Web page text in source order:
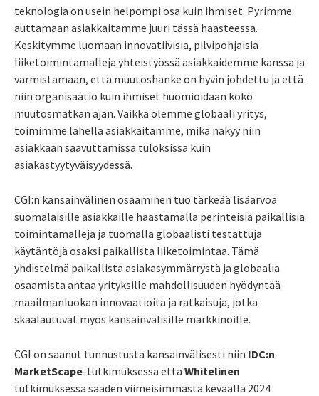
teknologia on usein helpompi osa kuin ihmiset. Pyrimme
auttamaan asiakkaitamme juuri tässä haasteessa.
Keskitymme luomaan innovatiivisia, pilvipohjaisia
liiketoimintamalleja yhteistyössä asiakkaidemme kanssa ja
varmistamaan, että muutoshanke on hyvin johdettu ja että
niin organisaatio kuin ihmiset huomioidaan koko
muutosmatkan ajan. Vaikka olemme globaali yritys,
toimimme lähellä asiakkaitamme, mikä näkyy niin
asiakkaan saavuttamissa tuloksissa kuin
asiakastyytyväisyydessä.
CGI:n kansainvälinen osaaminen tuo tärkeää lisäarvoa
suomalaisille asiakkaille haastamalla perinteisiä paikallisia
toimintamalleja ja tuomalla globaalisti testattuja
käytäntöjä osaksi paikallista liiketoimintaa. Tämä
yhdistelmä paikallista asiakasymmärrystä ja globaalia
osaamista antaa yrityksille mahdollisuuden hyödyntää
maailmanluokan innovaatioita ja ratkaisuja, jotka
skaalautuvat myös kansainvälisille markkinoille.
CGI on saanut tunnustusta kansainvälisesti niin IDC:n
MarketScape-tutkimuksessa että Whitelinen
tutkimuksessa saaden viimeisimmästä keväällä 2024